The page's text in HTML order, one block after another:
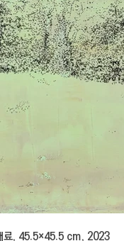
료, 45.5×45.5 cm, 2023